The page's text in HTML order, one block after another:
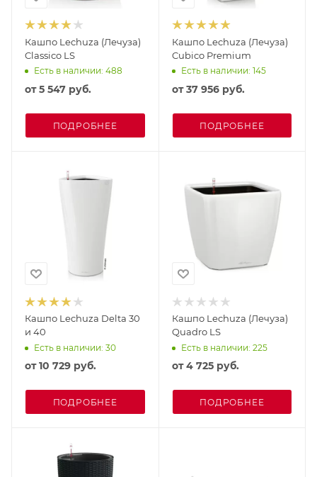
Кашпо Lechuza (Лечуза)
Classico LS
Есть в наличии: 488
от5 547 руб.
ПОДРОБНЕЕ
Кашпо Lechuza (Лечуза)
Cubico Premium
Есть в наличии: 145
от37 956 руб.
ПОДРОБНЕЕ
Кашпо Lechuza Delta 30
и 40
Есть в наличии: 30
от10 729 руб.
ПОДРОБНЕЕ
Кашпо Lechuza (Лечуза)
Quadro LS
Есть в наличии: 225
от4 725 руб.
ПОДРОБНЕЕ